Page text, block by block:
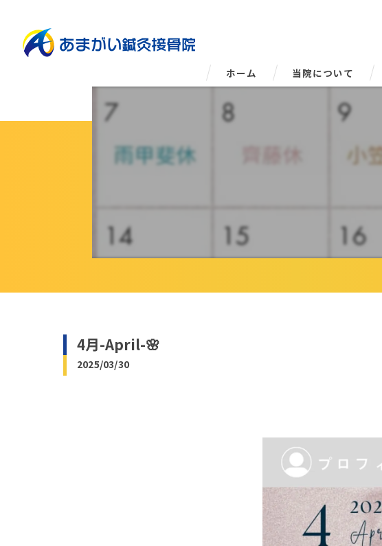
ホーム 当院について
姿勢矯正について
4月-April-🌸
2025/03/30